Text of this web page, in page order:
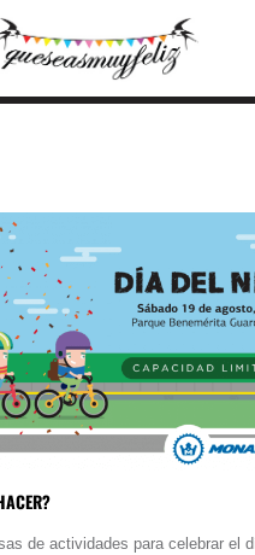
de actividades para celebrar el